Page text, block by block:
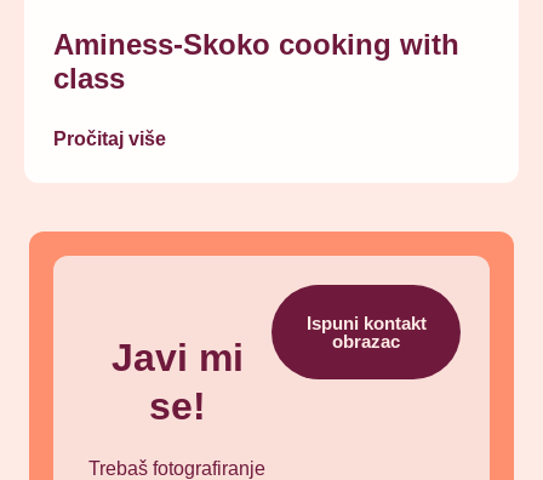
Aminess-Skoko cooking with
class
Pročitaj više
Javi mi
se!
Trebaš fotografiranje
Ispuni kontakt
obrazac